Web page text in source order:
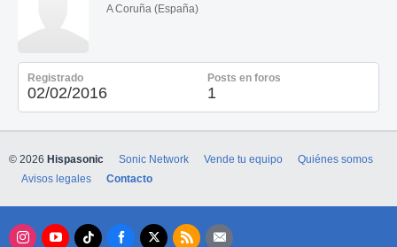
A Coruña (España)
Registrado
02/02/2016
Posts en foros
1
© 2026 Hispasonic Sonic Network Vende tu equipo
Quiénes somos
Avisos legales
Contacto